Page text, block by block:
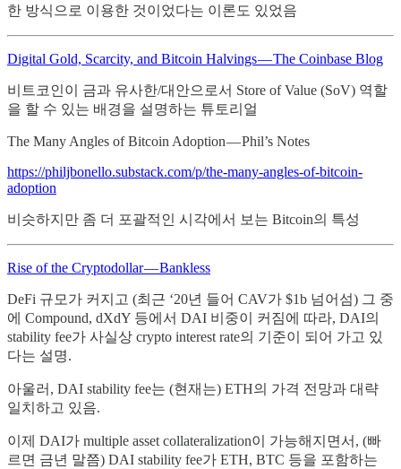
한 방식으로 이용한 것이었다는 이론도 있었음
Digital Gold, Scarcity, and Bitcoin Halvings — The Coinbase Blog
비트코인이 금과 유사한/대안으로서 Store of Value (SoV) 역할
을 할 수 있는 배경을 설명하는 튜토리얼
The Many Angles of Bitcoin Adoption — Phil’s Notes
https://philjbonello.substack.com/p/the-many-angles-of-bitcoin-
adoption
비슷하지만 좀 더 포괄적인 시각에서 보는 Bitcoin의 특성
Rise of the Cryptodollar — Bankless
DeFi 규모가 커지고 (최근 ‘20년 들어 CAV가 $1b 넘어섬) 그 중
에 Compound, dXdY 등에서 DAI 비중이 커짐에 따라, DAI의
stability fee가 사실상 crypto interest rate의 기준이 되어 가고 있
다는 설명.
아울러, DAI stability fee는 (현재는) ETH의 가격 전망과 대략
일치하고 있음.
이제 DAI가 multiple asset collateralization이 가능해지면서, (빠
르면 금년 말쯤) DAI stability fee가 ETH, BTC 등을 포함하는